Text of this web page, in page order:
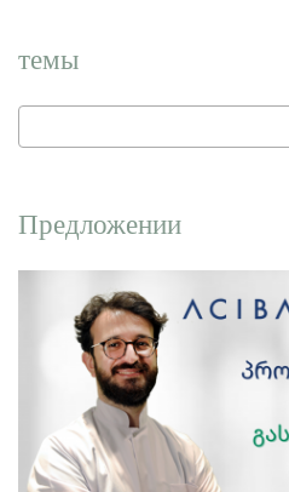
темы
Предложении